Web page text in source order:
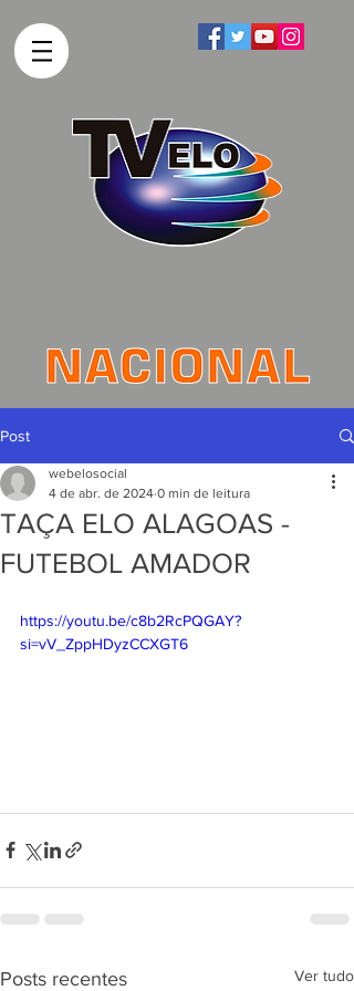
Post
TAÇA ELO ALAGOAS -
FUTEBOL AMADOR
webelosocial
4 de abr. de 2024 0 min de leitura
https://youtu.be/c8b2RcPQGAY?
si=vV_ZppHDyzCCXGT6
Posts recentes Ver tudo